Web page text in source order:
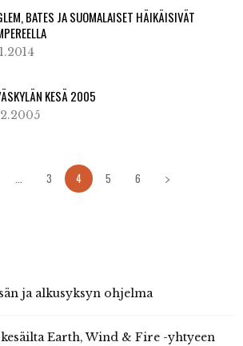
BATES JA SUOMALAISET HÄIKÄISIVÄT
KESÄ 2005
... 3 4 5 6
ja alkusyksyn ohjelma
Earth, Wind & Fire -yhtyeen